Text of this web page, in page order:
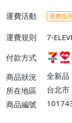
運費活動 運費抵
運費規則
7-
或消
不付
運費
費】
付款方式
商品狀況
全新品
所在地區
台北市
商品編號